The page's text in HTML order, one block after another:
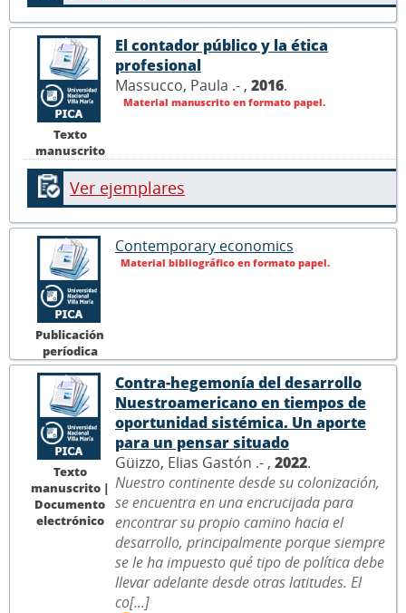
Texto
manuscrito
El contador público y la ética
profesional
Massucco, Paula .- , 2016.
Material manuscrito en formato papel.
Ver ejemplares
Publicación
períodica
Contemporary economics
Material bibliográfico en formato papel.
Texto
manuscrito |
Documento
electrónico
Contra-hegemonía del desarrollo
Nuestroamericano en tiempos de
oportunidad sistémica. Un aporte
para un pensar situado
Güizzo, Elias Gastón .- , 2022.
Nuestro continente desde su colonización,
se encuentra en una encrucijada para
encontrar su propio camino hacia el
desarrollo, principalmente porque siempre
se le ha impuesto qué tipo de política debe
llevar adelante desde otras latitudes. El
co[...]